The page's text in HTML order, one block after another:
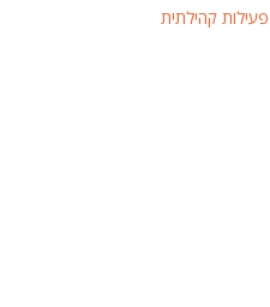
פעילות קהילתית